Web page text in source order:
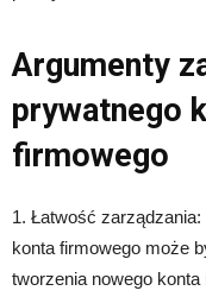
Argumenty
prywatnego
firmowego
1. Łatwość
konta firmowego może
tworzenia nowego konta